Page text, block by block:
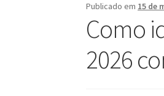
Publicado em 15 de
Como
2026